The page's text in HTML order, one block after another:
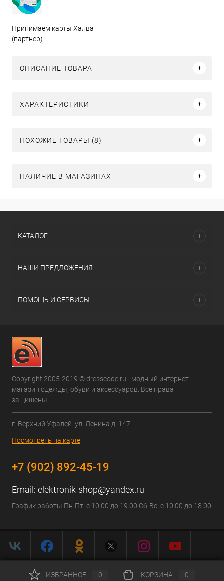
Принимаем карты Халва
(партнер)
ОПИСАНИЕ ТОВАРА
ХАРАКТЕРИСТИКИ
ПОХОЖИЕ ТОВАРЫ (8)
НАЛИЧИЕ В МАГАЗИНАХ
КАТАЛОГ
НАШИ ПРЕДЛОЖЕНИЯ
ПОМОЩЬ И СЕРВИСЫ
Copyright 2005-2019 © dresscode.ru - модный интернет-
магазин одежды, обуви и аксессуаров. Все права
защищены.
г. Верхний Уфалей. ул. Ленина д. 147
Посмотреть на карте
+7 (902) 892-45-19
Email: elektronik-shop@yandex.ru
График работы Пн-Пт: с 10:00 до 19:00 Сб-Вс: с 10:00 до 18:00
ИЗБРАННОЕ 0 КОРЗИНА 0